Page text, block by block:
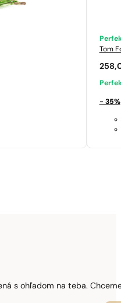
Tom
- 35%
s ohľadom na teba.